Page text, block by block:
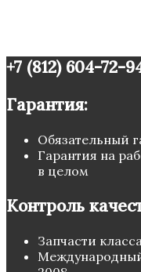
+7 (812) 604-72-
Гарантия:
Обязательный
Гарантия на
в целом
Контроль
Запчасти
Международный